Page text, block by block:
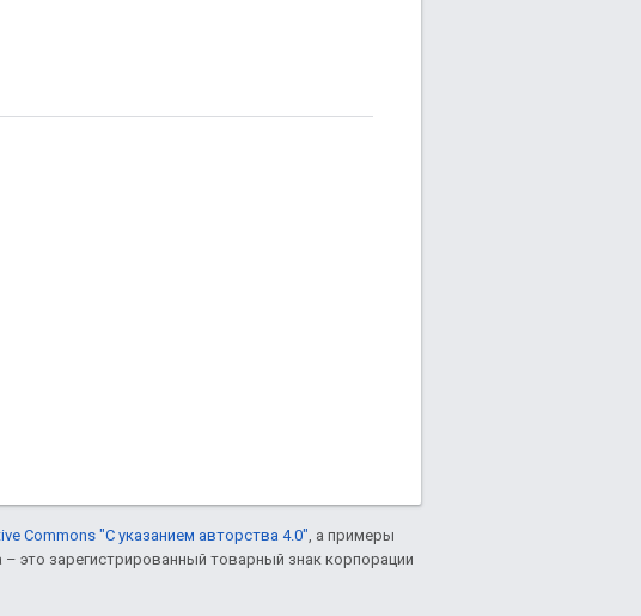
Commons "С указанием авторства 4.0" , а примеры
– это зарегистрированный товарный знак корпорации